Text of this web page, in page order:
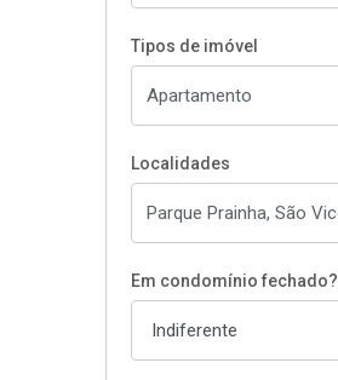
Tipos de imóvel
Localidades
Em condomínio fechado?